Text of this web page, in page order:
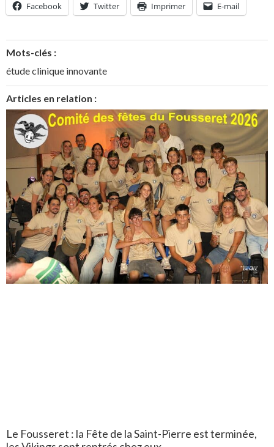
Facebook Twitter Imprimer E-mail
Mots-clés :
étude clinique innovante
Articles en relation :
Le Fousseret : la Fête de la Saint-Pierre est terminée,